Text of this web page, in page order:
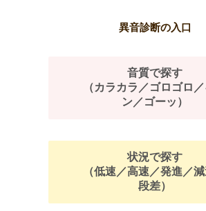
異音診断の入口
音質で探す
（カラカラ／ゴロゴロ
ン／ゴーッ）
状況で探す
（低速／高速／発進／
段差）